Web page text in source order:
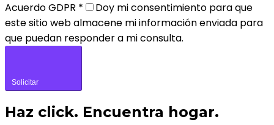
Acuerdo GDPR *
Doy mi consentimiento para que
este sitio web almacene mi información enviada para
que puedan responder a mi consulta.
Solicitar
Haz click. Encuentra hogar.